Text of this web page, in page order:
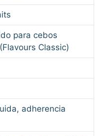
para cebos
Classic)
adherencia